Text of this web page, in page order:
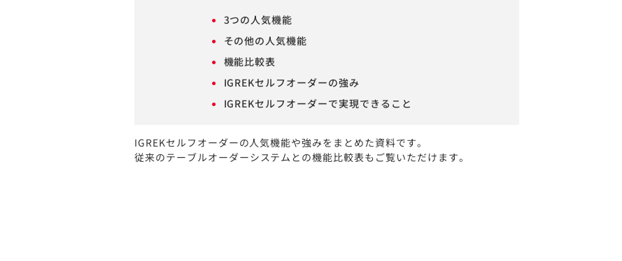
3つの人気機能
その他の人気機能
機能比較表
IGREKセルフオーダーの強み
IGREKセルフオーダーで実現できること
IGREKセルフオーダーの人気機能や強みをまとめた資料です。
従来のテーブルオーダーシステムとの機能比較表もご覧いただけます。